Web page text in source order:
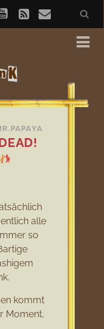
alle
so
kommt
Moment,